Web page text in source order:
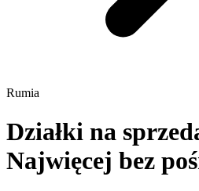
Rumia
Działki na
Najwięcej bez